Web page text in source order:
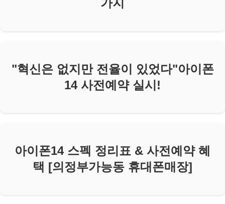
"혁신은 없지만 전율이 있었다"아이폰
14 사전예약 실시!
아이폰14 스펙 정리표 & 사전예약 혜
택 [의정부가능동 휴대폰매장]